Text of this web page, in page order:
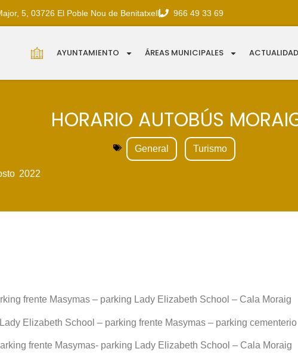
5, 03726 El Poble Nou de Benitatxell 966 49 33 69
AYUNTAMIENTO ÁREAS MUNICIPALES ACTUALIDAD
HORARIO AUTOBÚS
General Turismo
2022
frente Masymas – parking Lady Elizabeth School – Cala Moraig
Elizabeth School – parking frente Masymas – parking cementerio
frente Masymas- parking Lady Elizabeth School – Cala Moraig